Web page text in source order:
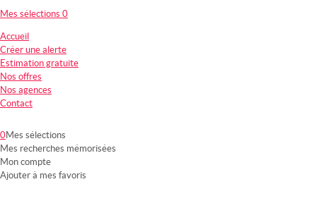
Mes sélections 0
Accueil
Créer une alerte
Estimation gratuite
Nos offres
Nos agences
Contact
0Mes sélections
Mes recherches mémorisées
Mon compte
Ajouter à mes favoris